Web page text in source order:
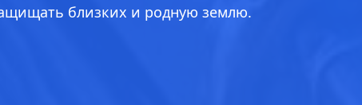
близких и родную землю.